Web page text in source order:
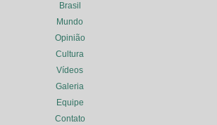
Brasil
Mundo
Opinião
Cultura
Vídeos
Galeria
Equipe
Contato